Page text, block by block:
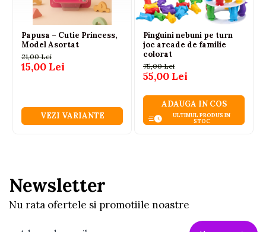
Papusa – Cutie Princess,
Model Asortat
21,00 Lei
15,00 Lei
VEZI VARIANTE
Pinguini nebuni pe turn
joc arcade de familie
colorat
75,00 Lei
55,00 Lei
ADAUGA IN COS
ULTIMUL PRODUS IN
STOC
Newsletter
Nu rata ofertele si promotiile noastre